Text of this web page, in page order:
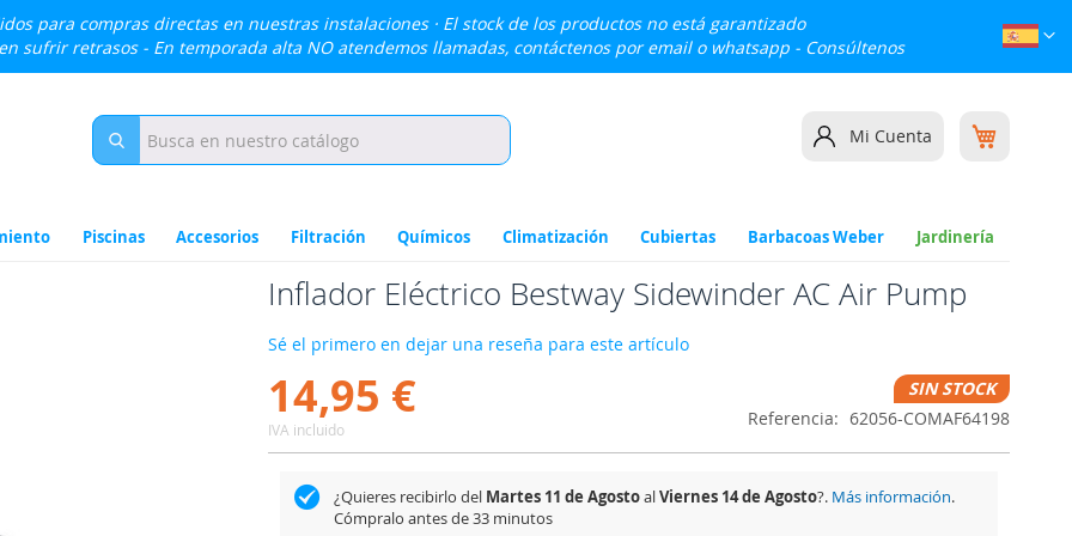
para compras directas en nuestras instalaciones · El stock de los productos no está garantizado
sufrir retrasos - En temporada alta NO atendemos llamadas, contáctenos por email o whatsapp - Consúltenos
Mi Cuenta
Piscinas Accesorios Filtración Químicos Climatización Cubiertas Barbacoas Weber Jardinería
Inflador Eléctrico Bestway Sidewinder AC Air Pump
Sé el primero en dejar una reseña para este artículo
14,95 €
IVA incluido
SIN STOCK
Referencia
62056-COMAF64198
¿Quieres recibirlo del Martes 11 de AgostoalViernes 14 de Agosto?. Más información.
Cómpralo antes de33 minutos